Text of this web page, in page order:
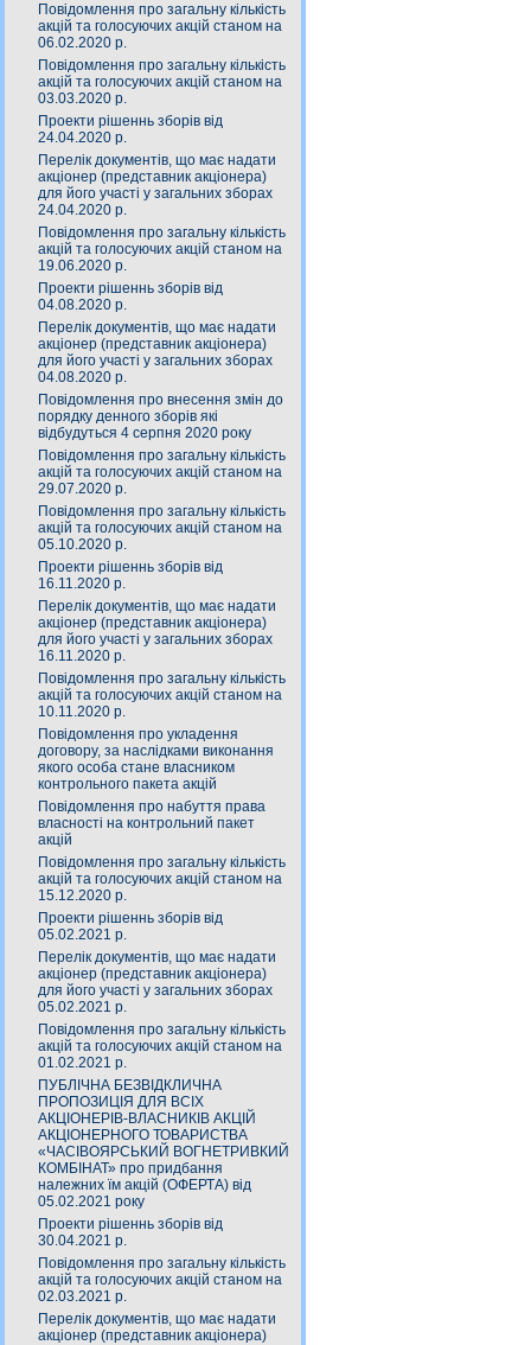
Повідомлення про загальну кількість
акцій та голосуючих акцій станом на
06.02.2020 р.
Повідомлення про загальну кількість
акцій та голосуючих акцій станом на
03.03.2020 р.
Проекти рішеннь зборів від
24.04.2020 р.
Перелік документів, що має надати
акціонер (представник акціонера)
для його участі у загальних зборах
24.04.2020 р.
Повідомлення про загальну кількість
акцій та голосуючих акцій станом на
19.06.2020 р.
Проекти рішеннь зборів від
04.08.2020 р.
Перелік документів, що має надати
акціонер (представник акціонера)
для його участі у загальних зборах
04.08.2020 р.
Повідомлення про внесення змін до
порядку денного зборів які
відбудуться 4 серпня 2020 року
Повідомлення про загальну кількість
акцій та голосуючих акцій станом на
29.07.2020 р.
Повідомлення про загальну кількість
акцій та голосуючих акцій станом на
05.10.2020 р.
Проекти рішеннь зборів від
16.11.2020 р.
Перелік документів, що має надати
акціонер (представник акціонера)
для його участі у загальних зборах
16.11.2020 р.
Повідомлення про загальну кількість
акцій та голосуючих акцій станом на
10.11.2020 р.
Повідомлення про укладення
договору, за наслідками виконання
якого особа стане власником
контрольного пакета акцій
Повідомлення про набуття права
власності на контрольний пакет
акцій
Повідомлення про загальну кількість
акцій та голосуючих акцій станом на
15.12.2020 р.
Проекти рішеннь зборів від
05.02.2021 р.
Перелік документів, що має надати
акціонер (представник акціонера)
для його участі у загальних зборах
05.02.2021 р.
Повідомлення про загальну кількість
акцій та голосуючих акцій станом на
01.02.2021 р.
ПУБЛІЧНА БЕЗВІДКЛИЧНА
ПРОПОЗИЦІЯ ДЛЯ ВСІХ
АКЦІОНЕРІВ-ВЛАСНИКІВ АКЦІЙ
АКЦІОНЕРНОГО ТОВАРИСТВА
«ЧАСIВОЯРСЬКИЙ ВОГНЕТРИВКИЙ
КОМБIНАТ» про придбання
належних їм акцій (ОФЕРТА) від
05.02.2021 року
Проекти рішеннь зборів від
30.04.2021 р.
Повідомлення про загальну кількість
акцій та голосуючих акцій станом на
02.03.2021 р.
Перелік документів, що має надати
акціонер (представник акціонера)